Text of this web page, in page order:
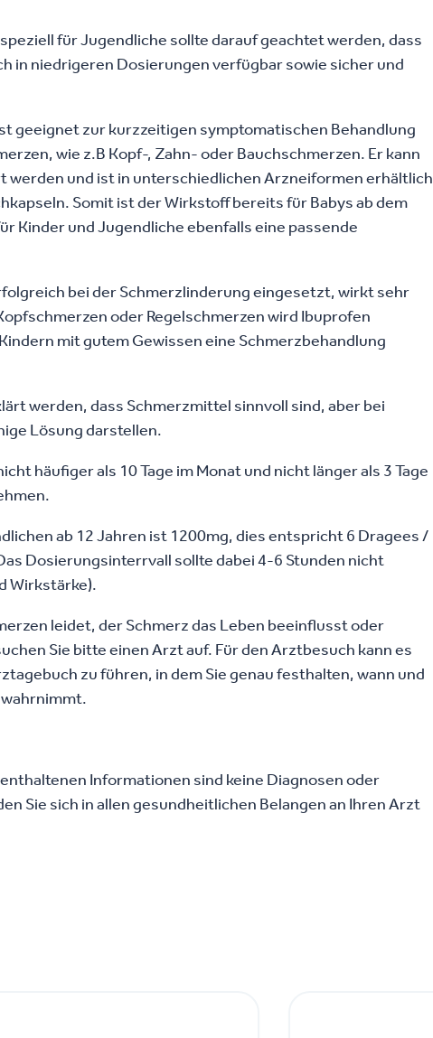
für Jugendliche sollte darauf geachtet werden, dass
in niedrigeren Dosierungen verfügbar sowie sicher und
geeignet zur kurzzeitigen symptomatischen Behandlung
wie z.B Kopf-, Zahn- oder Bauchschmerzen. Er kann
werden und ist in unterschiedlichen Arzneiformen erhältlich
Somit ist der Wirkstoff bereits für Babys ab dem
Kinder und Jugendliche ebenfalls eine passende
bei der Schmerzlinderung eingesetzt, wirkt sehr
oder Regelschmerzen wird Ibuprofen
mit gutem Gewissen eine Schmerzbehandlung
werden, dass Schmerzmittel sinnvoll sind, aber bei
Lösung darstellen.
häufiger als 10 Tage im Monat und nicht länger als 3 Tage
ab 12 Jahren ist 1200mg, dies entspricht 6 Dragees /
Dosierungsinterrvall sollte dabei 4-6 Stunden nicht
Wirkstärke).
leidet, der Schmerz das Leben beeinflusst oder
Sie bitte einen Arzt auf. Für den Arztbesuch kann es
zu führen, in dem Sie genau festhalten, wann und
Informationen sind keine Diagnosen oder
Sie sich in allen gesundheitlichen Belangen an Ihren Arzt